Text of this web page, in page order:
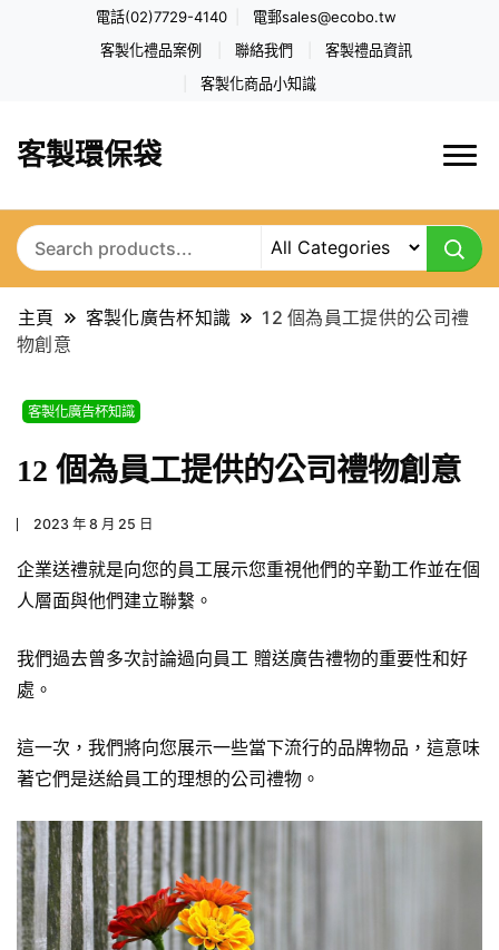
電話(02)7729-4140 電郵sales@ecobo.tw
客製化禮品案例 聯絡我們 客製禮品資訊
客製化商品小知識
客製環保袋
主頁 客製化廣告杯知識
12 個為員工提供的公司禮
物創意
客製化廣告杯知識
12 個為員工提供的公司禮物創意
2023 年 8 月 25 日
企業送禮就是向您的員工展示您重視他們的辛勤工作並在個
人層面與他們建立聯繫。
我們過去曾多次討論過向員工 贈送廣告禮物的重要性和好
處。
這一次，我們將向您展示一些當下流行的品牌物品，這意味
著它們是送給員工的理想的公司禮物。